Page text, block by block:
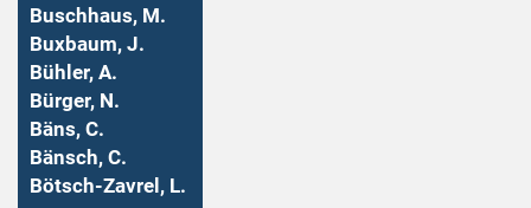
Buschhaus, M.
Buxbaum, J.
Bühler, A.
Bürger, N.
Bäns, C.
Bänsch, C.
Bötsch-Zavrel, L.